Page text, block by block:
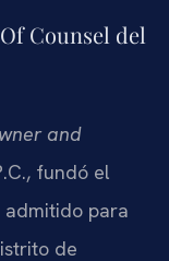
Counsel del
and
fundó el
admitido para
de